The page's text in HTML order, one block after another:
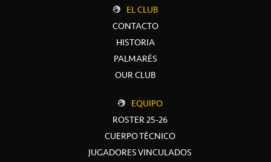
EL CLUB
CONTACTO
HISTORIA
PALMARÉS
OUR CLUB
EQUIPO
ROSTER 25-26
CUERPO TÉCNICO
JUGADORES VINCULADOS